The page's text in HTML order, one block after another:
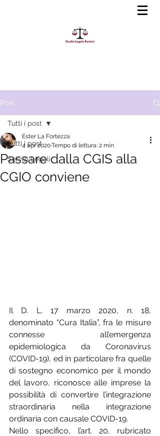
Post
Tutti i post
Servizi Legali
Tutti i post
Passare dalla CGIS alla
CGIO conviene
Ester La Fortezza
4 apr 2020Tempo di lettura: 2 min
Il D. L. 17 marzo 2020, n. 18,
denominato “Cura Italia”, fra le misure
connesse all’emergenza
epidemiologica da Coronavirus
(COVID-19), ed in particolare fra quelle
di sostegno economico per il mondo
del lavoro, riconosce alle imprese la
possibilità di convertire l’integrazione
straordinaria nella integrazione
ordinaria con causale COVID-19.
Nello specifico, l’art. 20, rubricato